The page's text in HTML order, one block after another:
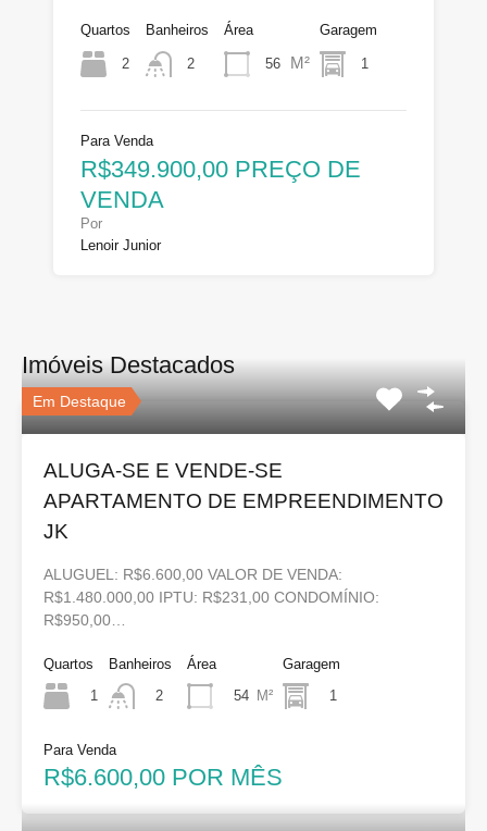
Quartos
2
Banheiros
2
Área
56 M²
Garagem
1
Para Venda
R$349.900,00 PREÇO DE
VENDA
Por
Lenoir Junior
Imóveis Destacados
Em Destaque
ALUGA-SE E VENDE-SE
APARTAMENTO DE EMPREENDIMENTO
JK
ALUGUEL: R$6.600,00 VALOR DE VENDA:
R$1.480.000,00 IPTU: R$231,00 CONDOMÍNIO:
R$950,00…
Quartos
1
Banheiros
2
Área
54 M²
Garagem
1
Para Venda
R$6.600,00 POR MÊS